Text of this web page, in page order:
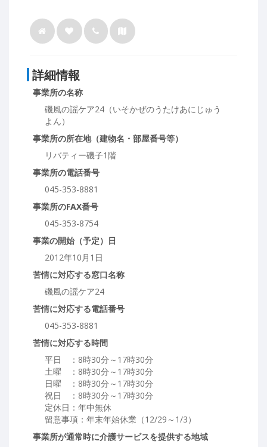
詳細情報
事業所の名称
磯風の謡ケア24（いそかぜのうたけあにじゅう
よん）
事業所の所在地（建物名・部屋番号等）
リバティー磯子1階
事業所の電話番号
045-353-8881
事業所のFAX番号
045-353-8754
事業の開始（予定）日
2012年10月1日
苦情に対応する窓口名称
磯風の謡ケア24
苦情に対応する電話番号
045-353-8881
苦情に対応する時間
平日 ：8時30分～17時30分
土曜 ：8時30分～17時30分
日曜 ：8時30分～17時30分
祝日 ：8時30分～17時30分
定休日：年中無休
留意事項：年末年始休業（12/29～1/3）
事業所が通常時に介護サービスを提供する地域